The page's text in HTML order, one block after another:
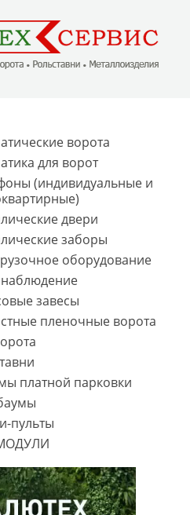
ворота
для ворот
(индивидуальные и
двери
заборы
оборудование
завесы
пленочные ворота
платной парковки
пульты